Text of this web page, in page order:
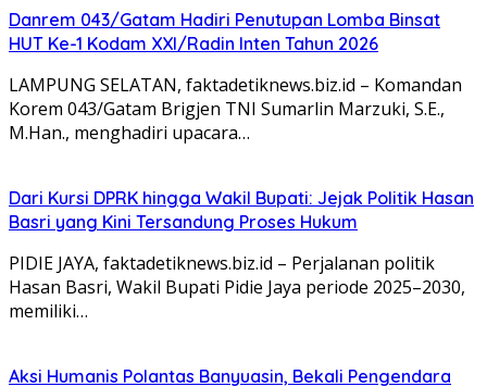
Danrem 043/Gatam Hadiri Penutupan Lomba Binsat
HUT Ke-1 Kodam XXI/Radin Inten Tahun 2026
LAMPUNG SELATAN, faktadetiknews.biz.id – Komandan
Korem 043/Gatam Brigjen TNI Sumarlin Marzuki, S.E.,
M.Han., menghadiri upacara…
Dari Kursi DPRK hingga Wakil Bupati: Jejak Politik Hasan
Basri yang Kini Tersandung Proses Hukum
PIDIE JAYA, faktadetiknews.biz.id – Perjalanan politik
Hasan Basri, Wakil Bupati Pidie Jaya periode 2025–2030,
memiliki…
Aksi Humanis Polantas Banyuasin, Bekali Pengendara